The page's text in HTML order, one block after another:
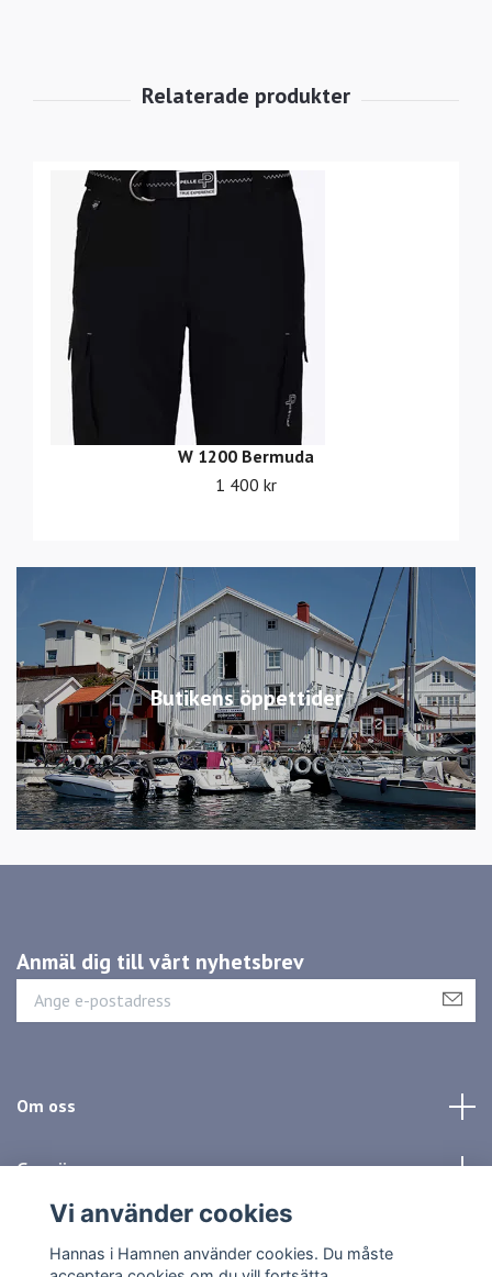
Butikens öppettider
W 1200 Bermuda
1 400 kr
Anmäl dig till vårt nyhetsbrev
Om oss
Genvägar
Vi använder cookies
Hannas i Hamnen använder cookies. Du måste